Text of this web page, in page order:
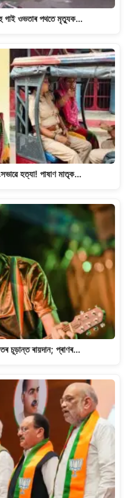
গাই ওভতাৰ পথতে মৃত্যুক…
হত্যা! পাষাণ মাতৃক…
চূড়ান্ত ৰায়দান; প্ৰাণৰ…